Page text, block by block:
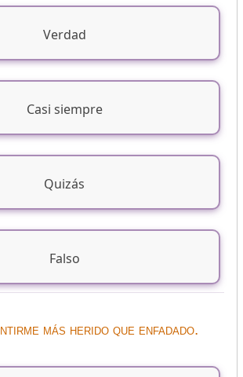
Verdad
Casi siempre
Quizás
Falso
más herido que enfadado.